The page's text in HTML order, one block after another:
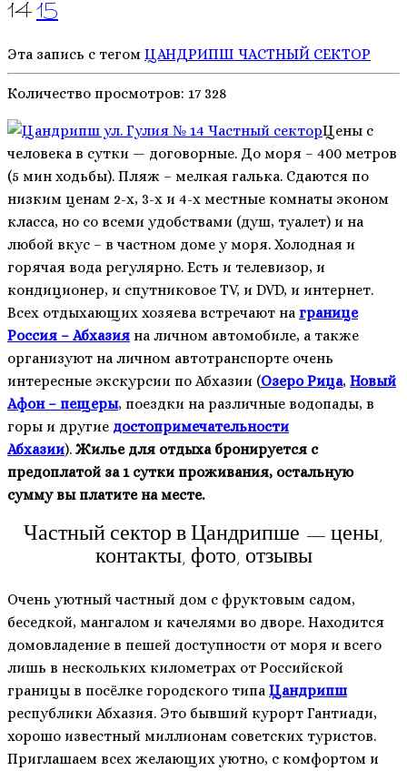
1415
Эта запись с тегом ЦАНДРИПШ ЧАСТНЫЙ СЕКТОР
Количество просмотров: 17 328
Цены с
человека в сутки — договорные. До моря – 400 метров
(5 мин ходьбы). Пляж – мелкая галька. Сдаются по
низким ценам 2-х, 3-х и 4-х местные комнаты эконом
класса, но со всеми удобствами (душ, туалет) и на
любой вкус – в частном доме у моря. Холодная и
горячая вода регулярно. Есть и телевизор, и
кондиционер, и спутниковое TV, и DVD, и интернет.
Всех отдыхающих хозяева встречают на границе
Россия – Абхазия на личном автомобиле, а также
организуют на личном автотранспорте очень
интересные экскурсии по Абхазии (Озеро Рица, Новый
Афон – пещеры, поездки на различные водопады, в
горы и другие достопримечательности
Абхазии). Жилье для отдыха бронируется с
предоплатой за 1 сутки проживания, остальную
сумму вы платите на месте.
Частный сектор в Цандрипше — цены,
контакты, фото, отзывы
Очень уютный частный дом с фруктовым садом,
беседкой, мангалом и качелями во дворе. Находится
домовладение в пешей доступности от моря и всего
лишь в нескольких километрах от Российской
границы в посёлке городского типа Цандрипш
республики Абхазия. Это бывший курорт Гантиади,
хорошо известный миллионам советских туристов.
Приглашаем всех желающих уютно, с комфортом и